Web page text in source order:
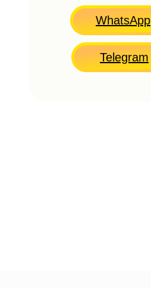
Telegram
WhatsApp